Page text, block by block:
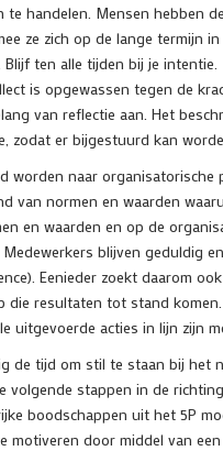
te handelen. Mensen hebben
ze zich op de lange termijn
. Blijf ten alle tijden bij je
is opgewassen tegen de
van reflectie aan. Het
zodat er bijgestuurd kan
naar organisatorische
van normen en waarden
en waarden en op de
blijven geduldig
Eenieder zoekt daarom
resultaten tot stand
acties in lijn zijn
de tijd om stil te staan bij het
stappen in de
boodschappen uit het 5P
door middel van